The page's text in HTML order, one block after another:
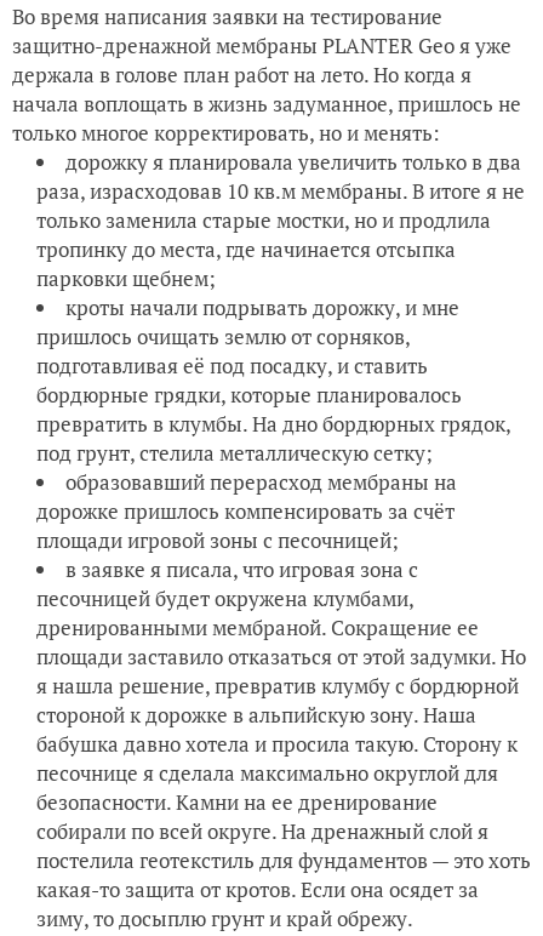
Во время написания заявки на тестирование
защитно-дренажной мембраны PLANTER Geo я уже
держала в голове план работ на лето. Но когда я
начала воплощать в жизнь задуманное, пришлось не
только многое корректировать, но и менять:
дорожку я планировала увеличить только в два
раза, израсходовав 10 кв.м мембраны. В итоге я не
только заменила старые мостки, но и продлила
тропинку до места, где начинается отсыпка
парковки щебнем;
кроты начали подрывать дорожку, и мне
пришлось очищать землю от сорняков,
подготавливая её под посадку, и ставить
бордюрные грядки, которые планировалось
превратить в клумбы. На дно бордюрных грядок,
под грунт, стелила металлическую сетку;
образовавший перерасход мембраны на
дорожке пришлось компенсировать за счёт
площади игровой зоны с песочницей;
в заявке я писала, что игровая зона с
песочницей будет окружена клумбами,
дренированными мембраной. Сокращение ее
площади заставило отказаться от этой задумки. Но
я нашла решение, превратив клумбу с бордюрной
стороной к дорожке в альпийскую зону. Наша
бабушка давно хотела и просила такую. Сторону к
песочнице я сделала максимально округлой для
безопасности. Камни на ее дренирование
собирали по всей округе. На дренажный слой я
постелила геотекстиль для фундаментов — это хоть
какая-то защита от кротов. Если она осядет за
зиму, то досыплю грунт и край обрежу.